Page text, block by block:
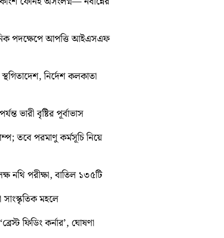
পদক্ষেপে আপত্তি আইএসএফ
স্থগিতাদেশ, নির্দেশ কলকাতা
ভারী বৃষ্টির পূর্বাভাস
তবে পরমাণু কর্মসূচি নিয়ে
নথি পরীক্ষা, বাতিল ১৩৫টি
সাংস্কৃতিক মহলে
ফিডিং কর্নার’, ঘোষণা